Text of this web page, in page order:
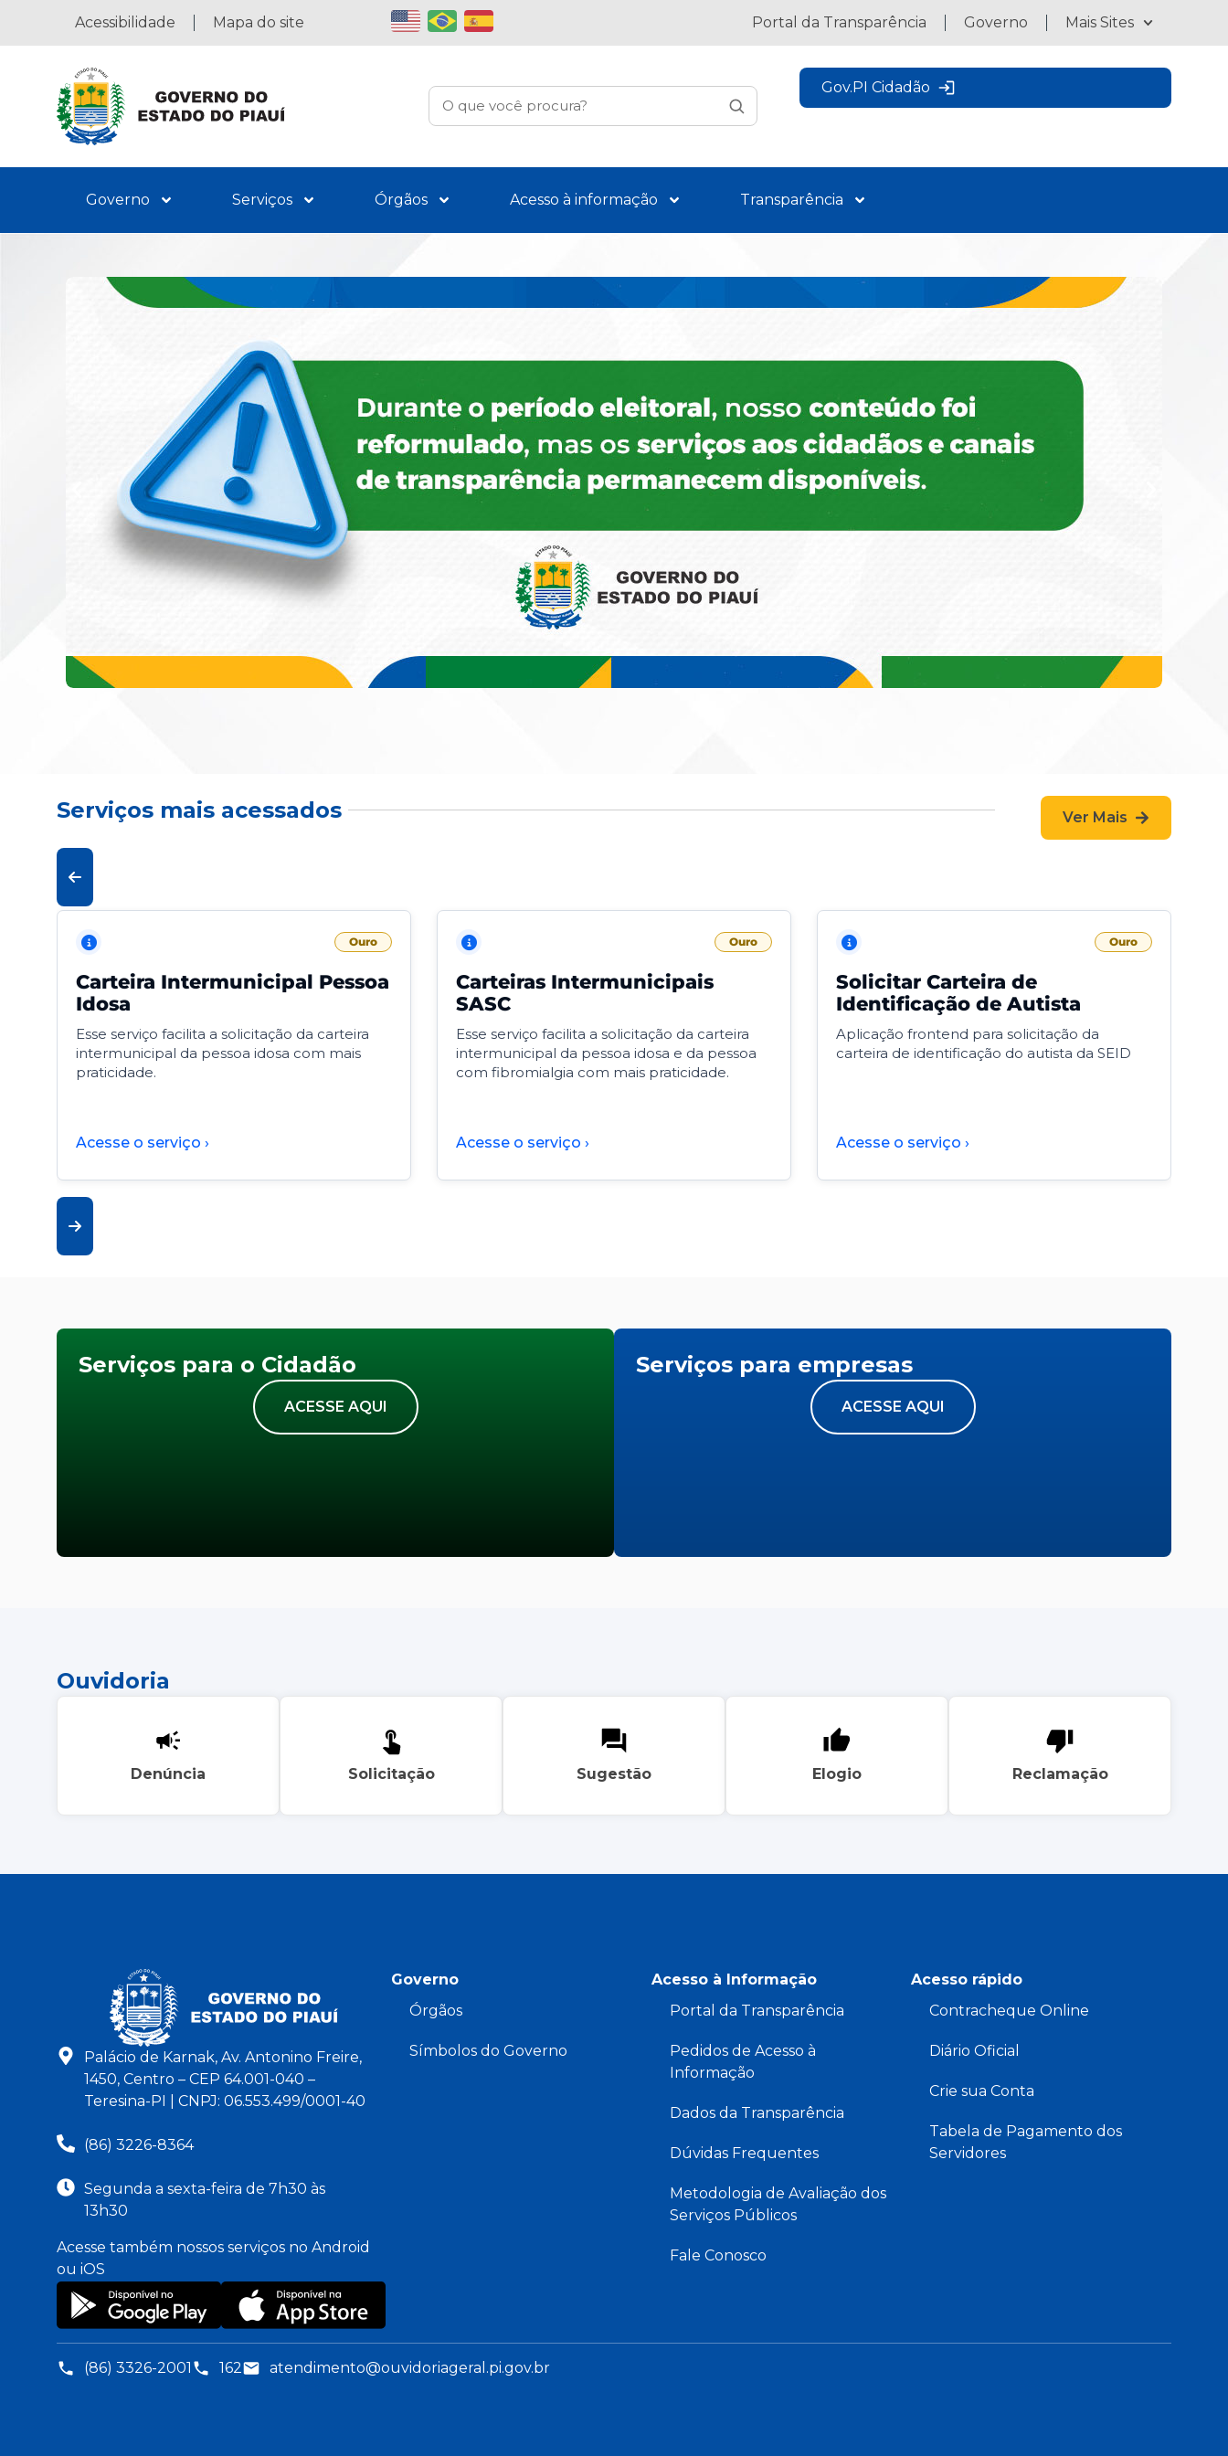
Acessibilidade Mapa do site Portal da Transparência Governo Mais Sites
Gov.PI Cidadão
Governo Serviços Órgãos Acesso à informação Transparência
Serviços mais acessados Ver Mais
Ouro
Carteira Intermunicipal Pessoa
Idosa
Esse serviço facilita a solicitação da carteira
intermunicipal da pessoa idosa com mais
praticidade.
Acesse o serviço ›
Ouro
Carteiras Intermunicipais
SASC
Esse serviço facilita a solicitação da carteira
intermunicipal da pessoa idosa e da pessoa
com fibromialgia com mais praticidade.
Acesse o serviço ›
Ouro
Solicitar Carteira de
Identificação de Autista
Aplicação frontend para solicitação da
carteira de identificação do autista da SEID
Acesse o serviço ›
Serviços para o Cidadão
ACESSE AQUI
Serviços para empresas
ACESSE AQUI
Ouvidoria
Denúncia Solicitação Sugestão Elogio Reclamação
Palácio de Karnak, Av. Antonino Freire,
1450, Centro – CEP 64.001-040 –
Teresina-PI | CNPJ: 06.553.499/0001-40
(86) 3226-8364
Segunda a sexta-feira de 7h30 às
13h30
Acesse também nossos serviços no Android
ou iOS
Governo
Órgãos
Símbolos do Governo
Acesso à Informação
Portal da Transparência
Pedidos de Acesso à
Informação
Dados da Transparência
Dúvidas Frequentes
Metodologia de Avaliação dos
Serviços Públicos
Fale Conosco
Acesso rápido
Contracheque Online
Diário Oficial
Crie sua Conta
Tabela de Pagamento dos
Servidores
(86) 3326-2001 162 atendimento@ouvidoriageral.pi.gov.br